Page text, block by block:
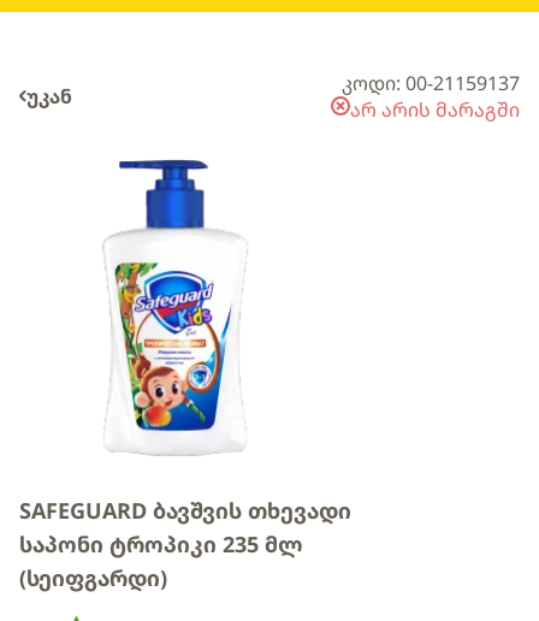
უკან
კოდი: 00-21159137
არ არის მარაგში
SAFEGUARD ბავშვის თხევადი
საპონი ტროპიკი 235 მლ
(სეიფგარდი)